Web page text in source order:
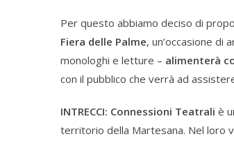
Per questo abbiamo deciso di
Fiera delle Palme, un’occasione di
monologhi e letture – alimenterà
con il pubblico che verrà ad
INTRECCI: Connessioni Teatrali è
territorio della Martesana. Nel loro